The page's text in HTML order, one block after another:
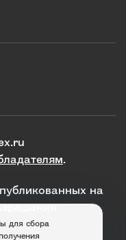
.
на
для сбора